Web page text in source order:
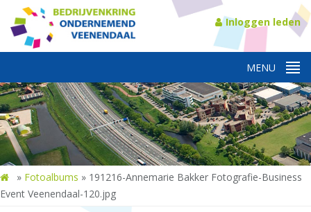
Inloggen leden
» Fotoalbums » 191216-Annemarie Bakker Fotografie-Business
Event Veenendaal-120.jpg